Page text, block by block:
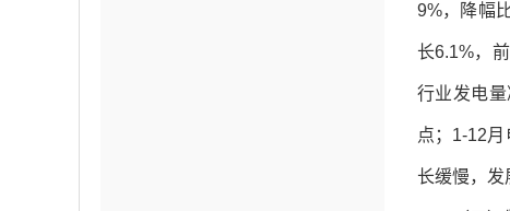
9%，降幅
长6.1%，
行业发电
点；1-12
长缓慢，发